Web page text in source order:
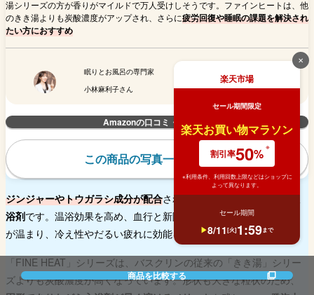
湯シリーズの方が香りがマイルドで万人受けしそうです。ファインヒートは、他
のきき湯よりも炭酸濃度がアップされ、さらに疲労回復や睡眠の課題を解決され
たい方におすすめ
眠りとお風呂の専門家
小林麻利子さん
Amazonの口コミ・レビュー
この商品の写真一覧はこちら
ジンジャーやトウガラシ成分が配合された、高濃度の炭酸ガス系入
浴剤です。温浴効果を高め、血行と新陳代謝を促進。ポカポカに体
が温まり、冷え性やだるい疲れに効能を発揮します。
「FINE HEAT」シリーズは、バスクリンの従来の「きき湯」シリー
ズよりも炭酸濃度が高くなっています。形状も大きな粒状のため、
✕
楽天市場
セール期間限定
楽天お買い物マラソン
割引率50%
※利用条件、利用回数上限などはショップに
よって異なります。
セール期間
8/11[火]1:59まで
商品を比較する